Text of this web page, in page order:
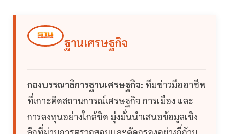
ฐานเศรษฐกิจ
กองบรรณาธิการฐานเศรษฐกิจ: ทีมข่าวมืออาชีพ
ที่เกาะติดสถานการณ์เศรษฐกิจ การเมือง และ
การลงทุนอย่างใกล้ชิด มุ่งมั่นนำเสนอข้อมูลเชิง